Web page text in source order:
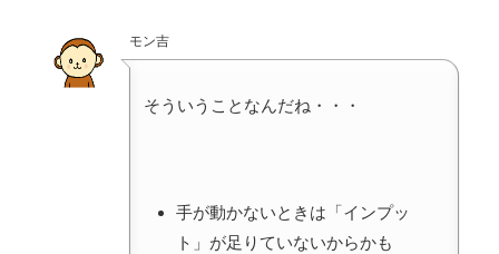
モン吉
そういうことなんだね・・・
手が動かないときは「インプッ
ト」が足りていないからかも